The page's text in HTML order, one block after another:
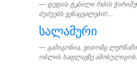
დედის ტკბილი რძის ჭირიმე!
ძუძუებს ვენაცვალები!!...
სალამური
გამიგონია, ვითომც ლერწამი
ობლის საფლავზე